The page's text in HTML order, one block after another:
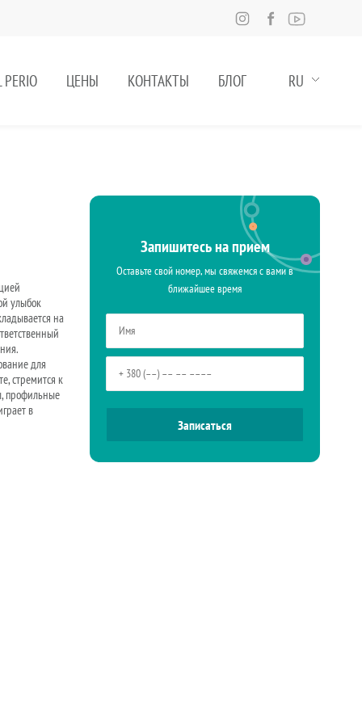
PERIO ЦЕНЫ КОНТАКТЫ БЛОГ RU
Запишитесь на прием
Оставьте свой номер, мы свяжемся с вами в
ближайшее время
улыбок
на
для
стремится к
профильные
в